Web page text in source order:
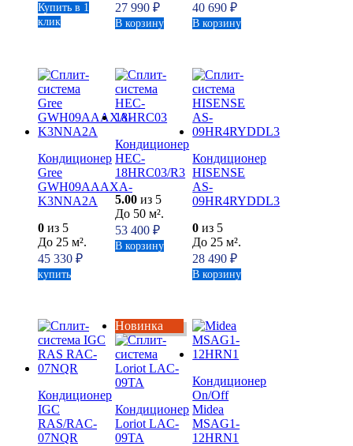
Купить в 1
клик
27 990₽
В корзину
40 690₽
В корзину
Кондиционер
Gree
GWH09AAAXA-
K3NNA2A
0 из 5
До 25 м².
45 330 ₽
купить
Кондиционер
HEC-
18HRC03/R3
5.00 из 5
До 50 м².
53 400₽
В корзину
Кондиционер
HISENSE
AS-
09HR4RYDDL3
0 из 5
До 25 м².
28 490₽
В корзину
Кондиционер
IGC
RAS/RAC-
07NQR
Новинка
Кондиционер
Loriot LAC-
09TA
Кондиционер
On/Off
Midea
MSAG1-
12HRN1